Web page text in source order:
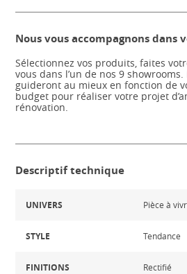
Nous vous accompagnons dans
Sélectionnez vos produits, faites
vous dans l’un de nos 9
guideront au mieux en fonction de
budget pour réaliser votre projet
rénovation.
Descriptif technique
UNIVERS Pièce à
STYLE Tendance
FINITIONS Rectifié